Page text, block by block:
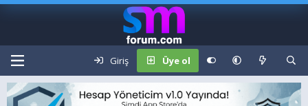
Giriş Üye ol